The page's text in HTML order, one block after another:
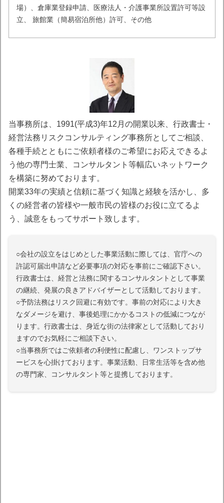
場）、倉庫業登録申請、医療法人・介護事業所設置許可等設
立、 旅館業（簡易宿泊所他）許可、その他
当事務所は、1991(平成3)年12月の開業以来、行政書士・
経営法務リスクコンサルティング事務所としてご相談、
各種手続とともにご依頼者様のご希望にお応えできるよ
う他の専門士業、コンサルタント等幅広いネットワーク
を構築に努めております。
開業33年の実績と信頼に基づく知識と経験を活かし、多
くの経営者の皆様や一般市民の皆様のお役に立てるよ
う、誠意をもってサポート致します。
○会社の設立をはじめとした事業活動に際しては、官庁への
許認可届出申請など必要事項の対応を事前にご確認下さい。
行政書士は、経営と法務に関するコンサルタントとして事業
の継続、発展の良きアドバイザーとして活動しております。
○予防法務はリスク回避に有効です。事前の対応により大き
なダメージを避け、事後処理にかかるコストの低減につなが
ります。行政書士は、身近な街の法律家として活動しており
ますのでお気軽にご相談下さい。
○当事務所ではご依頼者の利便性に配慮し、ワンストップサ
ービスを心掛けております。事業活動、日常生活等を含め他
の専門家、コンサルタント等と提携しております。